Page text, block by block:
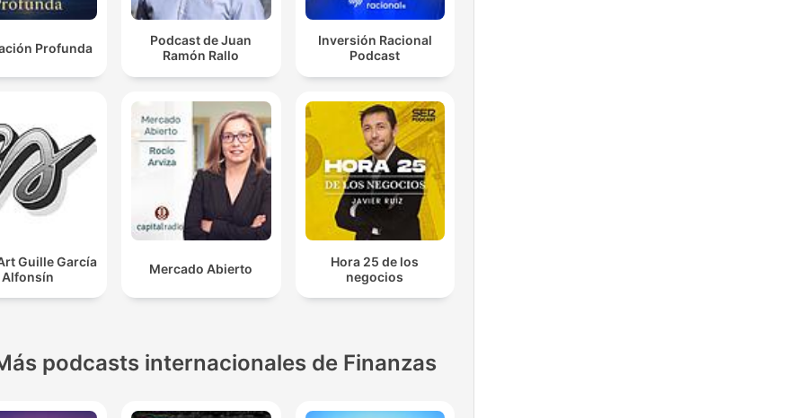
Profunda
Podcast de Juan
Ramón Rallo
Inversión Racional
Podcast
Guille García
Alfonsín
Mercado Abierto
Hora 25 de los
negocios
podcasts internacionales de Finanzas